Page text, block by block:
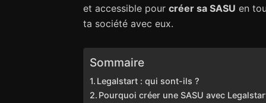
et accessible pour créer sa SASU en
ta société avec eux.
Sommaire
Legalstart : qui sont-ils ?
Pourquoi créer une SASU avec